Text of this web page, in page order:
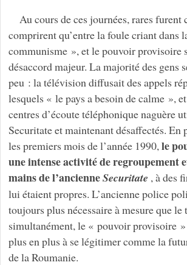
Au cours de ces journées, rares furent
comprirent qu’entre la foule criant dans
communisme », et le pouvoir provisoire
désaccord majeur. La majorité des gens
peu : la télévision diffusait des appels
lesquels « le pays a besoin de calme »,
centres d’écoute téléphonique naguère
Securitate et maintenant désaffectés. En
les premiers mois de l’année 1990, le
une intense activité de regroupement
mains de l’ancienneSecuritate , à des
lui étaient propres. L’ancienne police
toujours plus nécessaire à mesure que le
simultanément, le « pouvoir provisoire »
plus en plus à se légitimer comme la
de la Roumanie.